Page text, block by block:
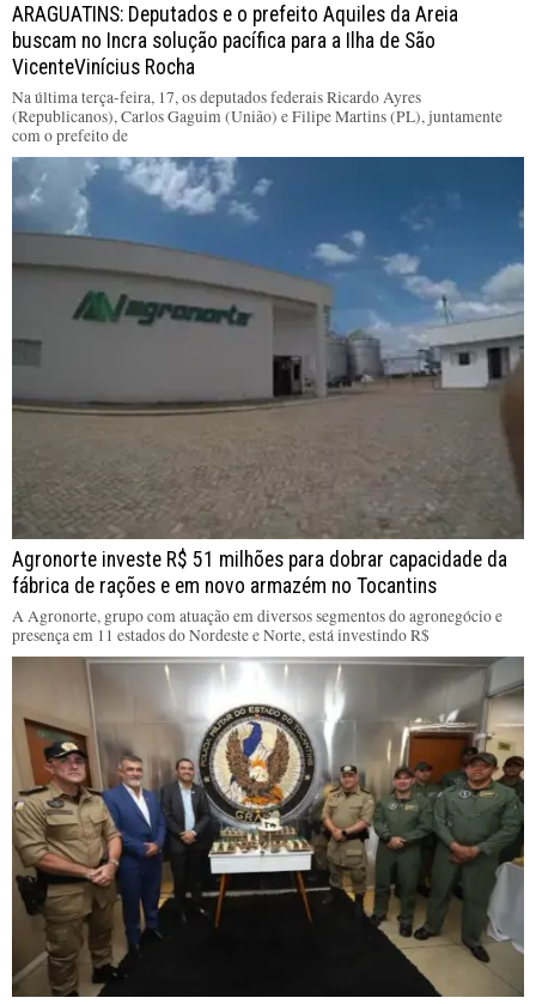
ARAGUATINS: Deputados e o prefeito Aquiles da Areia
buscam no Incra solução pacífica para a Ilha de São
VicenteVinícius Rocha
Na última terça-feira, 17, os deputados federais Ricardo Ayres
(Republicanos), Carlos Gaguim (União) e Filipe Martins (PL), juntamente
com o prefeito de
Agronorte investe R$ 51 milhões para dobrar capacidade da
fábrica de rações e em novo armazém no Tocantins
A Agronorte, grupo com atuação em diversos segmentos do agronegócio e
presença em 11 estados do Nordeste e Norte, está investindo R$